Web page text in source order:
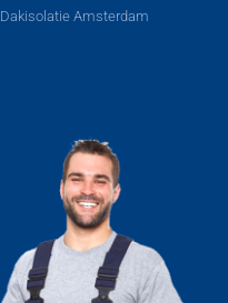
Dakisolatie Amsterdam